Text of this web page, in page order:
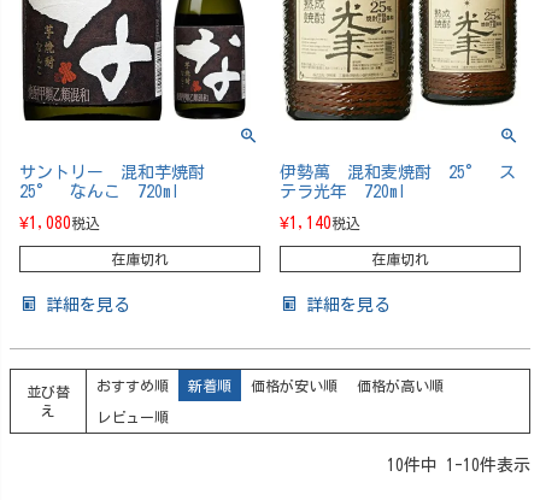
サントリー 混和芋焼酎
25° なんこ 720ml
¥1,080税込
在庫切れ
詳細を見る
伊勢萬 混和麦焼酎 25° ス
テラ光年 720ml
¥1,140税込
在庫切れ
詳細を見る
並び替
え
おすすめ順 新着順 価格が安い順 価格が高い順
レビュー順
10件中 1 -10件表示